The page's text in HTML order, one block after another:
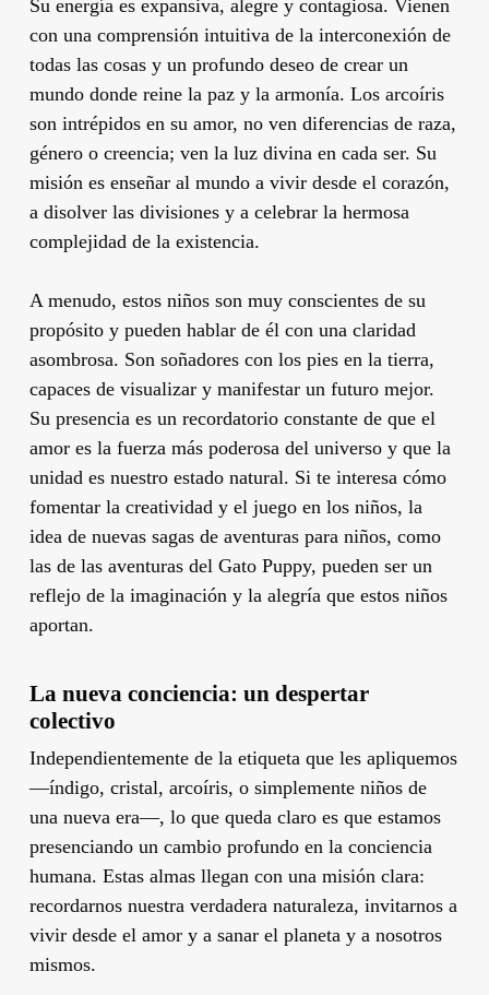
Su energía es expansiva, alegre y contagiosa. Vienen
con una comprensión intuitiva de la interconexión de
todas las cosas y un profundo deseo de crear un
mundo donde reine la paz y la armonía. Los arcoíris
son intrépidos en su amor, no ven diferencias de raza,
género o creencia; ven la luz divina en cada ser. Su
misión es enseñar al mundo a vivir desde el corazón,
a disolver las divisiones y a celebrar la hermosa
complejidad de la existencia.
A menudo, estos niños son muy conscientes de su
propósito y pueden hablar de él con una claridad
asombrosa. Son soñadores con los pies en la tierra,
capaces de visualizar y manifestar un futuro mejor.
Su presencia es un recordatorio constante de que el
amor es la fuerza más poderosa del universo y que la
unidad es nuestro estado natural. Si te interesa cómo
fomentar la creatividad y el juego en los niños, la
idea de nuevas sagas de aventuras para niños, como
las de las aventuras del Gato Puppy, pueden ser un
reflejo de la imaginación y la alegría que estos niños
aportan.
La nueva conciencia: un despertar
colectivo
Independientemente de la etiqueta que les apliquemos
—índigo, cristal, arcoíris, o simplemente niños de
una nueva era—, lo que queda claro es que estamos
presenciando un cambio profundo en la conciencia
humana. Estas almas llegan con una misión clara:
recordarnos nuestra verdadera naturaleza, invitarnos a
vivir desde el amor y a sanar el planeta y a nosotros
mismos.